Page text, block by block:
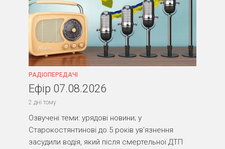
РАДІОПЕРЕДАЧІ
Ефір 07.08.2026
2 дні тому
Озвучені теми: урядові новини; у
Старокостянтинові до 5 років ув’язнення
засудили водія, який після смертельної ДТП